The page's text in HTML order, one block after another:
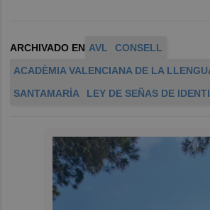
ARCHIVADO EN AVL
CONSELL
ACADÈMIA VALENCIANA DE LA
SANTAMARÍA
LEY DE SEÑAS DE